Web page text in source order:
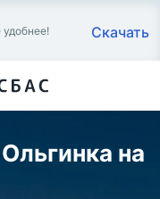
Скачать
на